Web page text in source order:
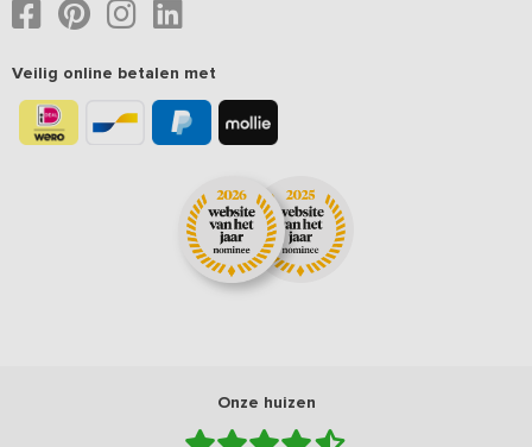
Veilig online betalen met
Onze huizen